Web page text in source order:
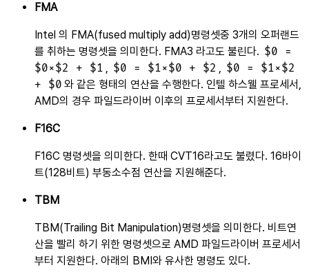
FMA
Intel 의 FMA(fused multiply add)명령셋중 3개의 오퍼랜드
를 취하는 명령셋을 의미한다. FMA3 라고도 불린다. $0 =
$0×$2 + $1 , $0 = $1×$0 + $2 , $0 = $1×$2
+ $0 와 같은 형태의 연산을 수행한다. 인텔 하스웰 프로세서,
AMD의 경우 파일드라이버 이후의 프로세서부터 지원한다.
F16C
F16C 명령셋을 의미한다. 한때 CVT16라고도 불렸다. 16바이
트(128비트) 부동소수점 연산을 지원해준다.
TBM
TBM(Trailing Bit Manipulation)명령셋을 의미한다. 비트연
산을 빨리 하기 위한 명령셋으로 AMD 파일드라이버 프로세서
부터 지원한다. 아래의 BMI와 유사한 명령도 있다.